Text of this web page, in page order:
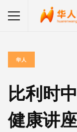
华人
比利时
健康讲